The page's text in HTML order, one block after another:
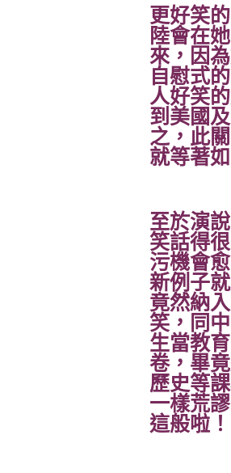
更好笑
陸會在
來，因
自慰式
人好笑
到美國
之，此
就等著
至於演
笑話得
污機會
新例子
竟然納
笑，同
生當教
卷，畢
歷史等
一樣荒
這般啦！